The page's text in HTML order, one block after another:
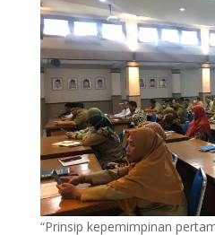
“Prinsip kepemimpinan